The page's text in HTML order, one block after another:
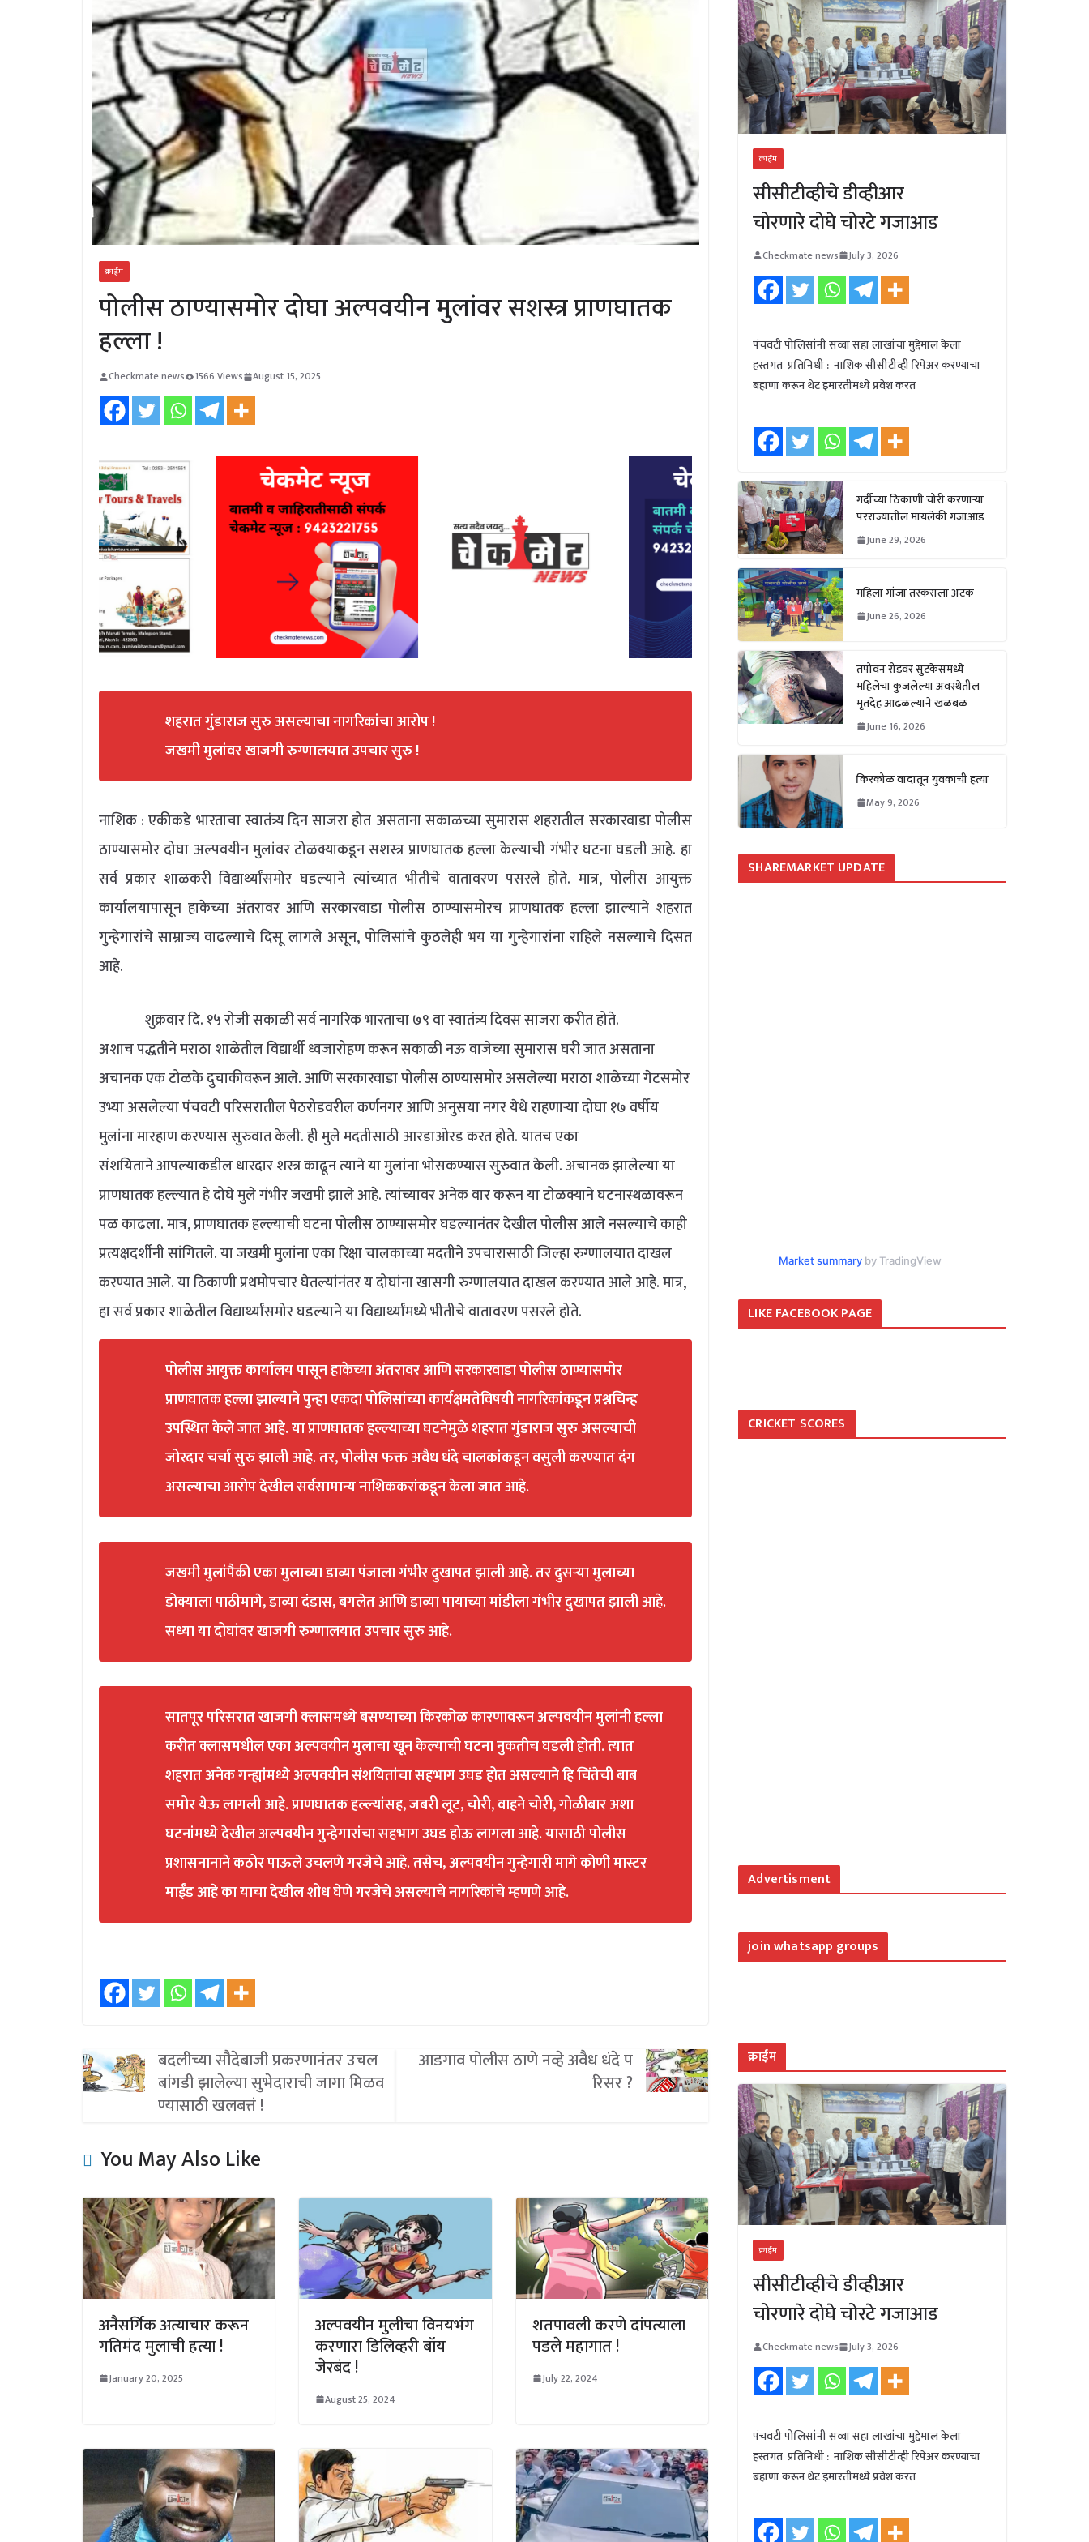
क्राईम
पोलीस ठाण्यासमोर दोघा अल्पवयीन मुलांवर सशस्त्र प्राणघातक
हल्ला !
Checkmate news 1566 Views August 15, 2025
शहरात गुंडाराज सुरु असल्याचा नागरिकांचा आरोप !
जखमी मुलांवर खाजगी रुग्णालयात उपचार सुरु !
नाशिक : एकीकडे भारताचा स्वातंत्र्य दिन साजरा होत असताना सकाळच्या सुमारास शहरातील सरकारवाडा पोलीस
ठाण्यासमोर दोघा अल्पवयीन मुलांवर टोळक्याकडून सशस्त्र प्राणघातक हल्ला केल्याची गंभीर घटना घडली आहे. हा
सर्व प्रकार शाळकरी विद्यार्थ्यांसमोर घडल्याने त्यांच्यात भीतीचे वातावरण पसरले होते. मात्र, पोलीस आयुक्त
कार्यालयापासून हाकेच्या अंतरावर आणि सरकारवाडा पोलीस ठाण्यासमोरच प्राणघातक हल्ला झाल्याने शहरात
गुन्हेगारांचे साम्राज्य वाढल्याचे दिसू लागले असून, पोलिसांचे कुठलेही भय या गुन्हेगारांना राहिले नसल्याचे दिसत
आहे.
शुक्रवार दि. १५ रोजी सकाळी सर्व नागरिक भारताचा ७९ वा स्वातंत्र्य दिवस साजरा करीत होते.
अशाच पद्धतीने मराठा शाळेतील विद्यार्थी ध्वजारोहण करून सकाळी नऊ वाजेच्या सुमारास घरी जात असताना
अचानक एक टोळके दुचाकीवरून आले. आणि सरकारवाडा पोलीस ठाण्यासमोर असलेल्या मराठा शाळेच्या गेटसमोर
उभ्या असलेल्या पंचवटी परिसरातील पेठरोडवरील कर्णनगर आणि अनुसया नगर येथे राहणाऱ्या दोघा १७ वर्षीय
मुलांना मारहाण करण्यास सुरुवात केली. ही मुले मदतीसाठी आरडाओरड करत होते. यातच एका
संशयिताने आपल्याकडील धारदार शस्त्र काढून त्याने या मुलांना भोसकण्यास सुरुवात केली. अचानक झालेल्या या
प्राणघातक हल्ल्यात हे दोघे मुले गंभीर जखमी झाले आहे. त्यांच्यावर अनेक वार करून या टोळक्याने घटनास्थळावरून
पळ काढला. मात्र, प्राणघातक हल्ल्याची घटना पोलीस ठाण्यासमोर घडल्यानंतर देखील पोलीस आले नसल्याचे काही
प्रत्यक्षदर्शींनी सांगितले. या जखमी मुलांना एका रिक्षा चालकाच्या मदतीने उपचारासाठी जिल्हा रुग्णालयात दाखल
करण्यात आले. या ठिकाणी प्रथमोपचार घेतल्यांनंतर य दोघांना खासगी रुग्णालयात दाखल करण्यात आले आहे. मात्र,
हा सर्व प्रकार शाळेतील विद्यार्थ्यांसमोर घडल्याने या विद्यार्थ्यांमध्ये भीतीचे वातावरण पसरले होते.
पोलीस आयुक्त कार्यालय पासून हाकेच्या अंतरावर आणि सरकारवाडा पोलीस ठाण्यासमोर
प्राणघातक हल्ला झाल्याने पुन्हा एकदा पोलिसांच्या कार्यक्षमतेविषयी नागरिकांकडून प्रश्नचिन्ह
उपस्थित केले जात आहे. या प्राणघातक हल्ल्याच्या घटनेमुळे शहरात गुंडाराज सुरु असल्याची
जोरदार चर्चा सुरु झाली आहे. तर, पोलीस फक्त अवैध धंदे चालकांकडून वसुली करण्यात दंग
असल्याचा आरोप देखील सर्वसामान्य नाशिककरांकडून केला जात आहे.
जखमी मुलांपैकी एका मुलाच्या डाव्या पंजाला गंभीर दुखापत झाली आहे. तर दुसऱ्या मुलाच्या
डोक्याला पाठीमागे, डाव्या दंडास, बगलेत आणि डाव्या पायाच्या मांडीला गंभीर दुखापत झाली आहे.
सध्या या दोघांवर खाजगी रुग्णालयात उपचार सुरु आहे.
सातपूर परिसरात खाजगी क्लासमध्ये बसण्याच्या किरकोळ कारणावरून अल्पवयीन मुलांनी हल्ला
करीत क्लासमधील एका अल्पवयीन मुलाचा खून केल्याची घटना नुकतीच घडली होती. त्यात
शहरात अनेक गन्ह्यांमध्ये अल्पवयीन संशयितांचा सहभाग उघड होत असल्याने हि चिंतेची बाब
समोर येऊ लागली आहे. प्राणघातक हल्ल्यांसह, जबरी लूट, चोरी, वाहने चोरी, गोळीबार अशा
घटनांमध्ये देखील अल्पवयीन गुन्हेगारांचा सहभाग उघड होऊ लागला आहे. यासाठी पोलीस
प्रशासनानाने कठोर पाऊले उचलणे गरजेचे आहे. तसेच, अल्पवयीन गुन्हेगारी मागे कोणी मास्टर
माईंड आहे का याचा देखील शोध घेणे गरजेचे असल्याचे नागरिकांचे म्हणणे आहे.
बदलीच्या सौदेबाजी प्रकरणानंतर उचल
बांगडी झालेल्या सुभेदाराची जागा मिळव
ण्यासाठी खलबत्तं !
आडगाव पोलीस ठाणे नव्हे अवैध धंदे प
रिसर ?
You May Also Like
अनैसर्गिक अत्याचार करून
गतिमंद मुलाची हत्या !
January 20, 2025
अल्पवयीन मुलीचा विनयभंग
करणारा डिलिव्हरी बॉय
जेरबंद !
August 25, 2024
शतपावली करणे दांपत्याला
पडले महागात !
July 22, 2024
क्राईम
सीसीटीव्हीचे डीव्हीआर
चोरणारे दोघे चोरटे गजाआड
Checkmate news July 3, 2026
पंचवटी पोलिसांनी सव्वा सहा लाखांचा मुद्देमाल केला
हस्तगत प्रतिनिधी : नाशिक सीसीटीव्ही रिपेअर करण्याचा
बहाणा करून थेट इमारतीमध्ये प्रवेश करत
गर्दीच्या ठिकाणी चोरी करणाऱ्या
परराज्यातील मायलेकी गजाआड
June 29, 2026
महिला गांजा तस्कराला अटक
June 26, 2026
तपोवन रोडवर सुटकेसमध्ये
महिलेचा कुजलेल्या अवस्थेतील
मृतदेह आढळल्याने खळबळ
June 16, 2026
किरकोळ वादातून युवकाची हत्या
May 9, 2026
SHAREMARKET UPDATE
Market summaryby TradingView
LIKE FACEBOOK PAGE
CRICKET SCORES
Advertisment
join whatsapp groups
क्राईम
क्राईम
सीसीटीव्हीचे डीव्हीआर
चोरणारे दोघे चोरटे गजाआड
Checkmate news July 3, 2026
पंचवटी पोलिसांनी सव्वा सहा लाखांचा मुद्देमाल केला
हस्तगत प्रतिनिधी : नाशिक सीसीटीव्ही रिपेअर करण्याचा
बहाणा करून थेट इमारतीमध्ये प्रवेश करत